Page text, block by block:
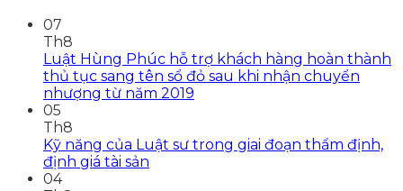
07
Th8
Luật Hùng Phúc hỗ trợ khách hàng hoàn thành
thủ tục sang tên sổ đỏ sau khi nhận chuyển
nhượng từ năm 2019
05
Th8
Kỹ năng của Luật sư trong giai đoạn thẩm định,
định giá tài sản
04